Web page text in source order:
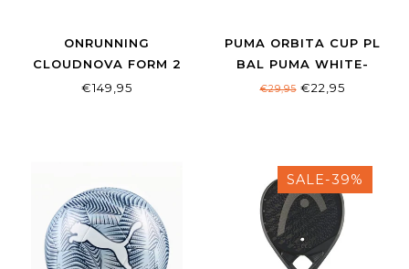
ONRUNNING
CLOUDNOVA FORM 2
MEN WHITE|IVORY
€149,95
PUMA ORBITA CUP PL
BAL PUMA WHITE-
MULTICOLOUR
€29,95€22,95
SALE-39%